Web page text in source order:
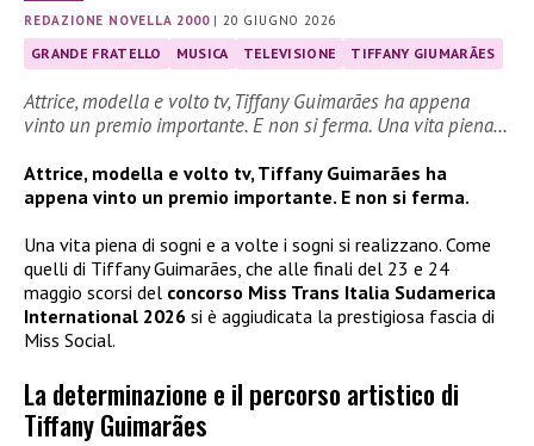
REDAZIONE NOVELLA 2000|20 GIUGNO 2026
GRANDE FRATELLO MUSICA TELEVISIONE TIFFANY GIUMARÃES
Attrice, modella e volto tv, Tiffany Guimarães ha appena
vinto un premio importante. E non si ferma. Una vita piena…
Attrice, modella e volto tv, Tiffany Guimarães ha
appena vinto un premio importante. E non si ferma.
Una vita piena di sogni e a volte i sogni si realizzano. Come
quelli di Tiffany Guimarães, che alle finali del 23 e 24
maggio scorsi del concorso Miss Trans Italia Sudamerica
International 2026 si è aggiudicata la prestigiosa fascia di
Miss Social.
La determinazione e il percorso artistico di
Tiffany Guimarães